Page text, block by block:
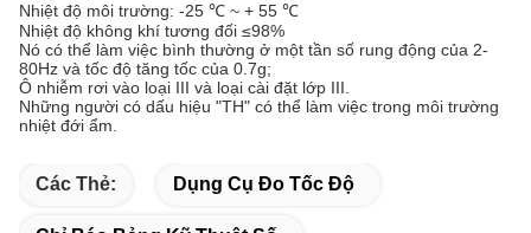
Nhiệt độ môi trường: -25 ℃ ~ + 55 ℃
Nhiệt độ không khí tương đối ≤98%
Nó có thể làm việc bình thường ở một tần số rung động của 2-
80Hz và tốc độ tăng tốc của 0.7g;
Ô nhiễm rơi vào loại III và loại cài đặt lớp III.
Những người có dấu hiệu "TH" có thể làm việc trong môi trường
nhiệt đới ẩm.
Các Thẻ: Dụng Cụ Đo Tốc Độ